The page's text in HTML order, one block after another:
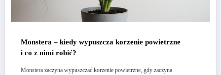
Monstera – kiedy wypuszcza korzenie powietrzne
i co z nimi robić?
Monstera zaczyna wypuszczać korzenie powietrzne, gdy zaczyna